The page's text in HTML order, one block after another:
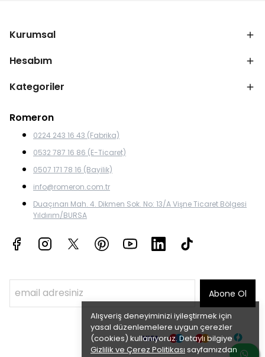
Alışveriş deneyiminizi iyileştirmek için
yasal düzenlemelere uygun çerezler
(cookies) kullanıyoruz. Detaylı bilgiye
Gizlilik ve Çerez Politikası sayfamızdan
Kurumsal
Hesabım
Kategoriler
Romeron
0224 243 16 43 (Fabrika)
0532 787 16 86 (E-Ticaret)
0507 171 78 16 (Bayilik)
info@romeron.com.tr
Duaçınarı Mah. 4. Dikmen Sok. No: 13/A Vişne Ticaret Bölgesi
Yıldırım/BURSA
Abone Ol